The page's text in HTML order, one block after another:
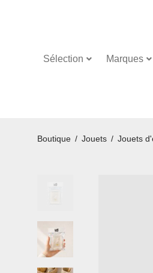
Sélection Marques
Boutique / Jouets / Jouets